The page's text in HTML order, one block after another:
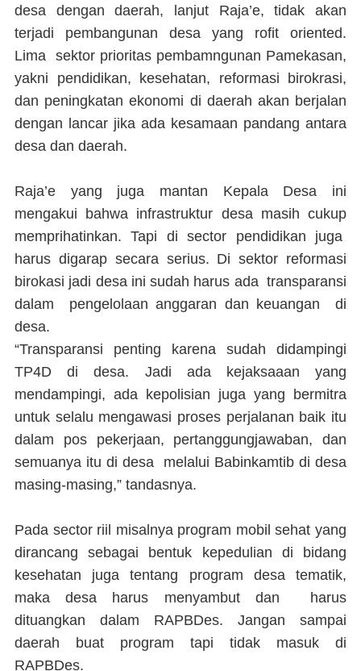
desa dengan daerah, lanjut Raja’e, tidak akan
terjadi pembangunan desa yang rofit oriented.
Lima sektor prioritas pembamngunan Pamekasan,
yakni pendidikan, kesehatan, reformasi birokrasi,
dan peningkatan ekonomi di daerah akan berjalan
dengan lancar jika ada kesamaan pandang antara
desa dan daerah.
Raja’e yang juga mantan Kepala Desa ini
mengakui bahwa infrastruktur desa masih cukup
memprihatinkan. Tapi di sector pendidikan juga
harus digarap secara serius. Di sektor reformasi
birokasi jadi desa ini sudah harus ada transparansi
dalam pengelolaan anggaran dan keuangan di
desa.
“Transparansi penting karena sudah didampingi
TP4D di desa. Jadi ada kejaksaaan yang
mendampingi, ada kepolisian juga yang bermitra
untuk selalu mengawasi proses perjalanan baik itu
dalam pos pekerjaan, pertanggungjawaban, dan
semuanya itu di desa melalui Babinkamtib di desa
masing-masing,” tandasnya.
Pada sector riil misalnya program mobil sehat yang
dirancang sebagai bentuk kepedulian di bidang
kesehatan juga tentang program desa tematik,
maka desa harus menyambut dan harus
dituangkan dalam RAPBDes. Jangan sampai
daerah buat program tapi tidak masuk di
RAPBDes.